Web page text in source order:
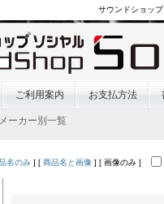
サウンドショッ
ご利用案内 お支払方法
ーカー別一覧
名のみ ] [ 商品名と画像 ] [ 画像のみ ]